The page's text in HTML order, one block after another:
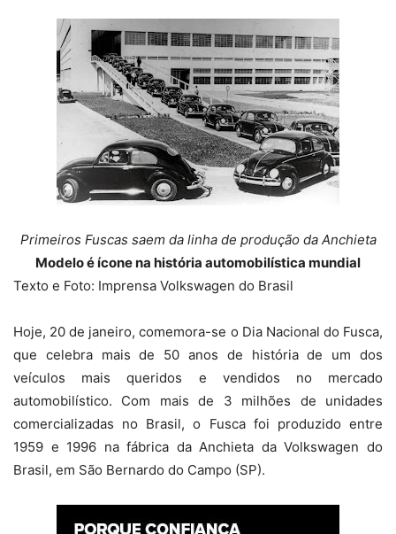
Primeiros Fuscas saem da linha de produção da Anchieta
Modelo é ícone na história automobilística mundial
Texto e Foto: Imprensa Volkswagen do Brasil
Hoje, 20 de janeiro, comemora-se o Dia Nacional do Fusca,
que celebra mais de 50 anos de história de um dos
veículos mais queridos e vendidos no mercado
automobilístico. Com mais de 3 milhões de unidades
comercializadas no Brasil, o Fusca foi produzido entre
1959 e 1996 na fábrica da Anchieta da Volkswagen do
Brasil, em São Bernardo do Campo (SP).